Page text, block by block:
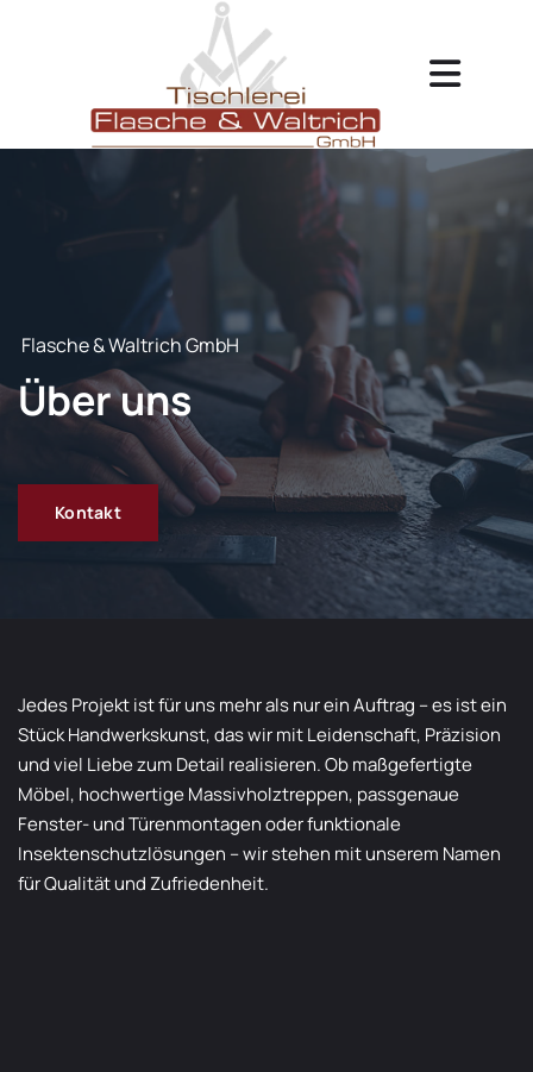
Flasche & Waltrich GmbH
Über uns
Kontakt
Jedes Projekt ist für uns mehr als nur ein Auftrag – es ist ein
Stück Handwerkskunst, das wir mit Leidenschaft, Präzision
und viel Liebe zum Detail realisieren. Ob maßgefertigte
Möbel, hochwertige Massivholztreppen, passgenaue
Fenster- und Türenmontagen oder funktionale
Insektenschutzlösungen – wir stehen mit unserem Namen
für Qualität und Zufriedenheit.